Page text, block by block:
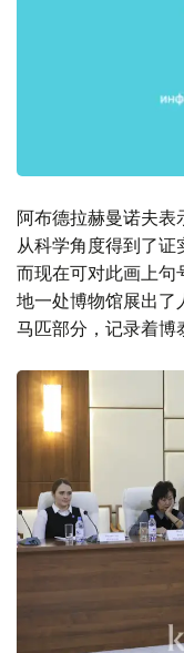
阿布德拉赫曼诺夫
从科学角度得到了证
而现在可对此画上句
地一处博物馆展出了
马匹部分，记录着博